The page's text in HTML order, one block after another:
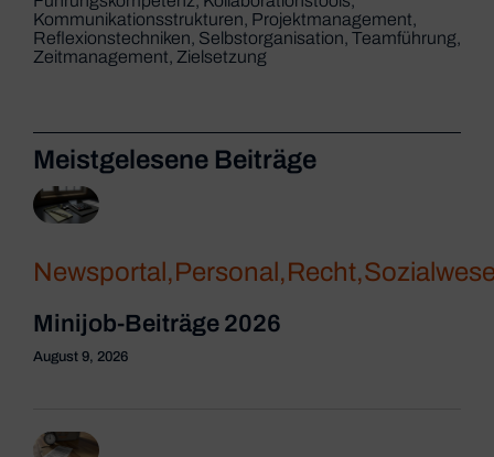
Kommunikationsstrukturen, Projektmanagement,
Reflexionstechniken, Selbstorganisation, Teamführung,
Zeitmanagement, Zielsetzung
Meistgelesene Beiträge
Newsportal,Personal,Recht,
Minijob-Beiträge 2026
August 9, 2026